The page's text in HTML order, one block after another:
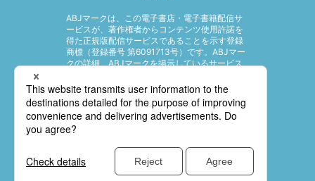
ABJマークは、この電子書店・電子書籍配信サ
ービスが、著作権者からコンテンツ使用許諾を
得た正規版配信サービスであることを示す登録
商標（登録番号 第6091713号）です。ABJマー
クの詳細、ABJマークを掲示しているサービス
© SHUEISHA Inc. All rights reserved.